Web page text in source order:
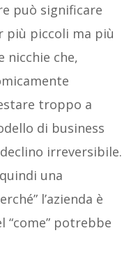
può significare
più piccoli ma più
nicchie che,
troppo a
di business
irreversibile.
una
l’azienda è
“come” potrebbe